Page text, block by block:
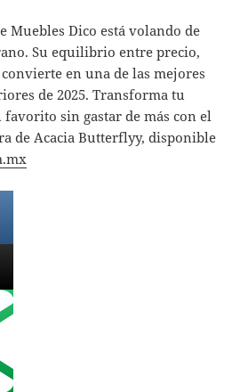
Muebles Dico está volando de
Su equilibrio entre precio,
en una de las mejores
de 2025. Transforma tu
sin gastar de más con el
de Acacia Butterflyy, disponible